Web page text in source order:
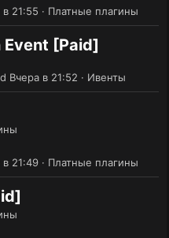
Платные плагины
в 21:55
Event [Paid]
Ивенты
Вчера в 21:52
Платные плагины
в 21:49